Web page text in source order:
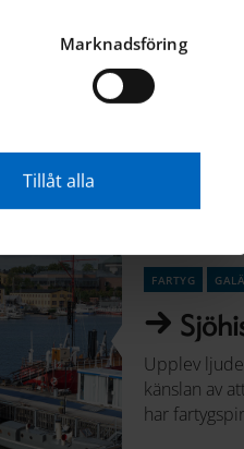
Marknadsföring
Tillåt alla
fartyg
Upplev
känslan av
har